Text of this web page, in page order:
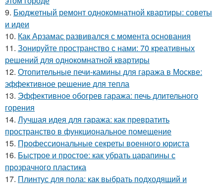
9. Бюджетный ремонт однокомнатной квартиры: советы
и идеи
10. Как Арзамас развивался с момента основания
11. Зонируйте пространство с нами: 70 креативных
решений для однокомнатной квартиры
12. Отопительные печи-камины для гаража в Москве:
эффективное решение для тепла
13. Эффективное обогрев гаража: печь длительного
горения
14. Лучшая идея для гаража: как превратить
пространство в функциональное помещение
15. Профессиональные секреты военного юриста
16. Быстрое и простое: как убрать царапины с
прозрачного пластика
17. Плинтус для пола: как выбрать подходящий и